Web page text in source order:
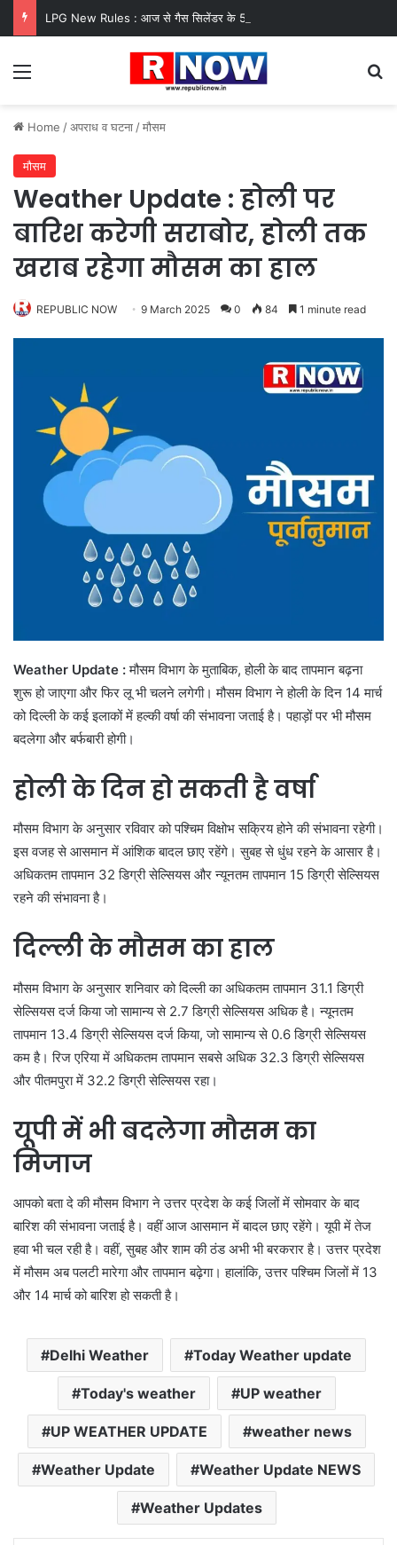
Menu
Home /अपराध व घटना /मौसम
मौसम
Weather Update : होली पर
बारिश करेगी सराबोर, होली तक
खराब रहेगा मौसम का हाल
REPUBLIC NOW 9 March 2025 0 84 1 minute read
Weather Update :मौसम विभाग के मुताबिक, होली के बाद तापमान बढ़ना
शुरू हो जाएगा और फिर लू भी चलने लगेगी। मौसम विभाग ने होली के दिन 14 मार्च
को दिल्ली के कई इलाकों में हल्की वर्षा की संभावना जताई है। पहाड़ों पर भी मौसम
बदलेगा और बर्फबारी होगी।
होली के दिन हो सकती है वर्षा
मौसम विभाग के अनुसार रविवार को पश्चिम विक्षोभ सक्रिय होने की संभावना रहेगी।
इस वजह से आसमान में आंशिक बादल छाए रहेंगे। सुबह से धुंध रहने के आसार है।
अधिकतम तापमान 32 डिग्री सेल्सियस और न्यूनतम तापमान 15 डिग्री सेल्सियस
रहने की संभावना है।
दिल्ली के मौसम का हाल
मौसम विभाग के अनुसार शनिवार को दिल्ली का अधिकतम तापमान 31.1 डिग्री
सेल्सियस दर्ज किया जो सामान्य से 2.7 डिग्री सेल्सियस अधिक है। न्यूनतम
तापमान 13.4 डिग्री सेल्सियस दर्ज किया, जो सामान्य से 0.6 डिग्री सेल्सियस
कम है। रिज एरिया में अधिकतम तापमान सबसे अधिक 32.3 डिग्री सेल्सियस
और पीतमपुरा में 32.2 डिग्री सेल्सियस रहा।
यूपी में भी बदलेगा मौसम का
मिजाज
आपको बता दे की मौसम विभाग ने उत्तर प्रदेश के कई जिलों में सोमवार के बाद
बारिश की संभावना जताई है। वहीं आज आसमान में बादल छाए रहेंगे। यूपी में तेज
हवा भी चल रही है। वहीं, सुबह और शाम की ठंड अभी भी बरकरार है। उत्तर प्रदेश
में मौसम अब पलटी मारेगा और तापमान बढ़ेगा। हालांकि, उत्तर पश्चिम जिलों में 13
और 14 मार्च को बारिश हो सकती है।
Delhi Weather Today Weather update
Today's weather UP weather
UP WEATHER UPDATE weather news
Weather Update Weather Update NEWS
Weather Updates